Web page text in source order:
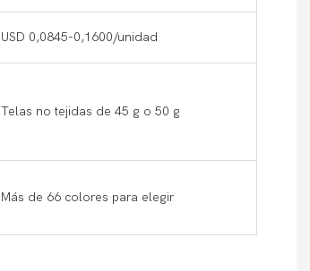
USD 0,0845-0,1600/unidad
Telas no tejidas de 45 g o 50 g
Más de 66 colores para elegir